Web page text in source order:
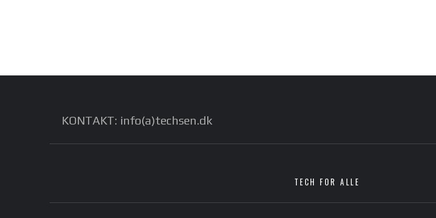
KONTAKT: info(a)techsen.dk
TECH FOR ALLE